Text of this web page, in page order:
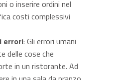
o inserire ordini nel
costi complessivi
errori: Gli errori umani
delle cose che
in un ristorante. Ad